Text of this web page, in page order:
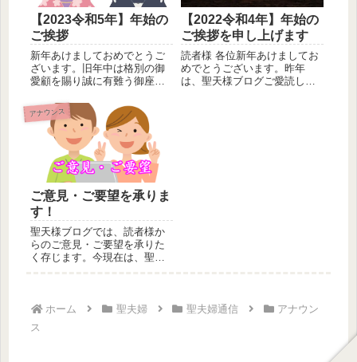
【2023令和5年】年始の
ご挨拶
新年あけましておめでとうご
ざいます。旧年中は格別の御
愛顧を賜り誠に有難う御座い
うよう全...
【2022令和4年】年始の
ご挨拶を申し上げます
読者様 各位新年あけましてお
めでとうございます。昨年
は、聖天様ブログご愛読して
アナウンス
ご意見・ご要望を承りま
す！
聖天様ブログでは、読者様か
らのご意見・ご要望を承りた
く存じます。今現在は、聖夫
ホーム 聖夫婦 聖夫婦通信
アナウン
ス